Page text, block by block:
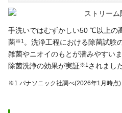
手洗いではむずかしい50 ℃以上の
菌※1 。洗浄工程における除菌試験
雑菌やニオイのもとが潜みやすい
除菌洗浄の効果が実証※1 されまし
※1 パナソニック社調べ(2026年1月時点)